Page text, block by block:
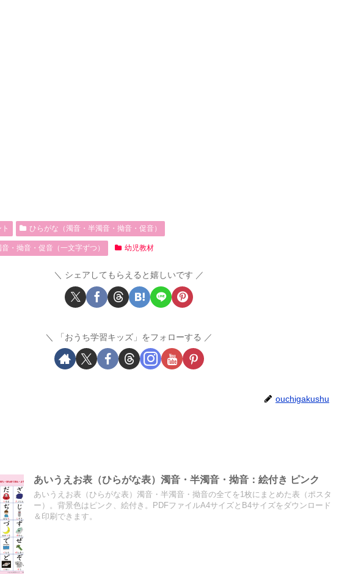
ひらがな（濁音・半濁音・拗音・促音）
・拗音・促音（一文字ずつ） 幼児教材
シェアしてもらえると嬉しいです
「おうち学習キッズ」をフォローする
ouchigakushu
あいうえお表（ひらがな表）濁音・半濁音・拗音：絵付き ピンク
あいうえお表（ひらがな表）濁音・半濁音・拗音の全てを1枚にまとめた表（ポスタ
ー）。背景色はピンク、絵付き。PDFファイルA4サイズとB4サイズをダウンロード
＆印刷できます。